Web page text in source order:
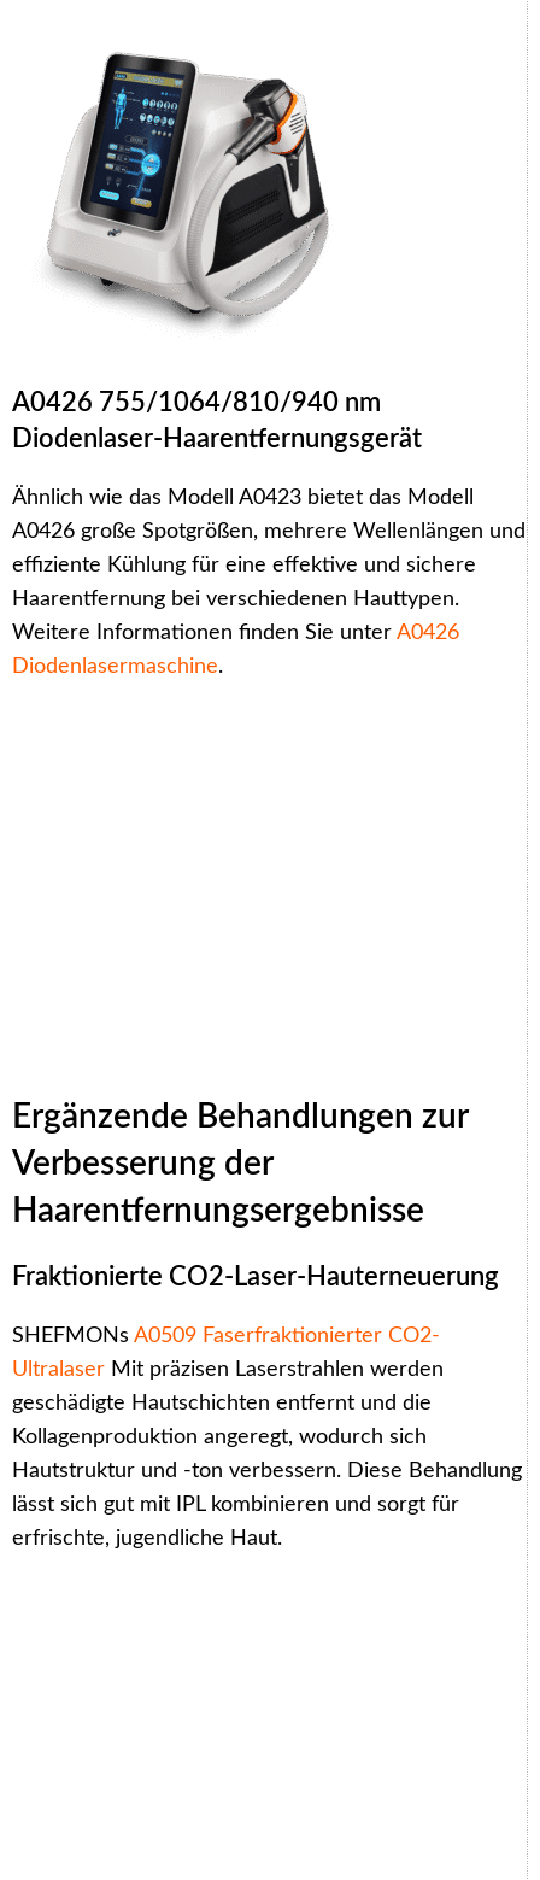
A0426 755/1064/810/940 nm
Diodenlaser-Haarentfernungsgerät
Ähnlich wie das Modell A0423 bietet das Modell
A0426 große Spotgrößen, mehrere Wellenlängen und
effiziente Kühlung für eine effektive und sichere
Haarentfernung bei verschiedenen Hauttypen.
Weitere Informationen finden Sie unter A0426
Diodenlasermaschine.
Ergänzende Behandlungen zur
Verbesserung der
Haarentfernungsergebnisse
Fraktionierte CO2-Laser-Hauterneuerung
SHEFMONs A0509 Faserfraktionierter CO2-
Ultralaser Mit präzisen Laserstrahlen werden
geschädigte Hautschichten entfernt und die
Kollagenproduktion angeregt, wodurch sich
Hautstruktur und -ton verbessern. Diese Behandlung
lässt sich gut mit IPL kombinieren und sorgt für
erfrischte, jugendliche Haut.